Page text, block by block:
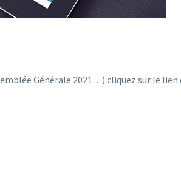
Générale 2021…) cliquez sur le lien